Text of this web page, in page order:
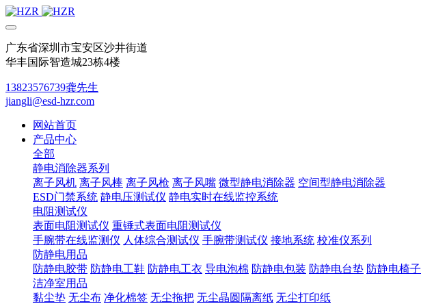
广东省深圳市宝安区沙井街道
华丰国际智造城23栋4楼
13823576739龚先生
jiangli@esd-hzr.com
网站首页
产品中心
全部
静电消除器系列
离子风机 离子风棒 离子风枪 离子风嘴 微型静电消除器 空间型静电消除器
ESD门禁系统 静电压测试仪 静电实时在线监控系统
电阻测试仪
表面电阻测试仪 重锤式表面电阻测试仪
手腕带在线监测仪 人体综合测试仪 手腕带测试仪 接地系统 校准仪系列
防静电用品
防静电胶带 防静电工鞋 防静电工衣 导电泡棉 防静电包装 防静电台垫 防静电椅子
洁净室用品
黏尘垫 无尘布 净化棉签 无尘拖把 无尘晶圆隔离纸 无尘打印纸